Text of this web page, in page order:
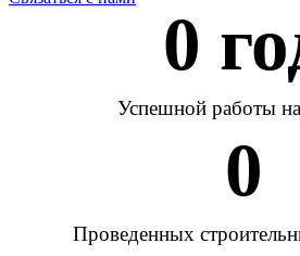
0
Успешной работы
0
Проведенных